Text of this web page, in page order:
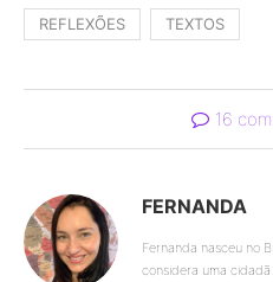
REFLEXÕES TEXTOS
16
FERNANDA
Fernanda nasceu no
considera uma